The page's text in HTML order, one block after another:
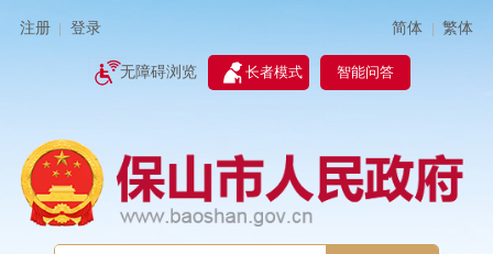
注册 登录 简体 | 繁体
无障碍浏览 长者模式 智能问答